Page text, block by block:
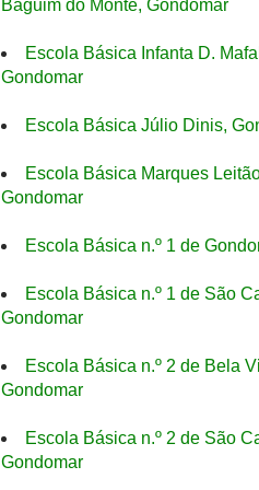
Baguim do Monte, Gondomar
Escola Básica Infanta D.
Gondomar
Escola Básica Júlio Dinis,
Escola Básica Marques
Gondomar
Escola Básica n.º 1 de
Escola Básica n.º 1 de São
Gondomar
Escola Básica n.º 2 de Bela
Gondomar
Escola Básica n.º 2 de São
Gondomar